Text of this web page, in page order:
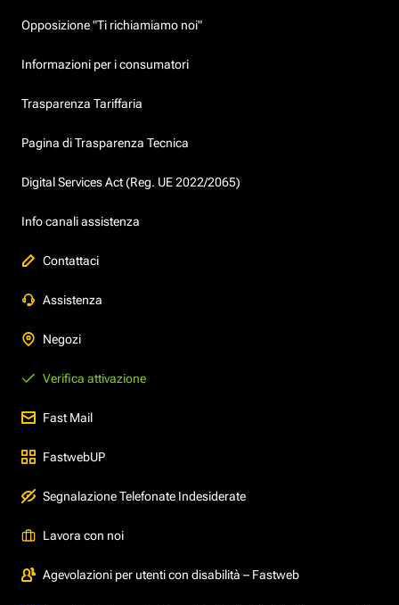
Opposizione "Ti richiamiamo noi"
Informazioni per i consumatori
Trasparenza Tariffaria
Pagina di Trasparenza Tecnica
Digital Services Act (Reg. UE 2022/2065)
Info canali assistenza
Contattaci
Assistenza
Negozi
Verifica attivazione
Fast Mail
FastwebUP
Segnalazione Telefonate Indesiderate
Lavora con noi
Agevolazioni per utenti con disabilità – Fastweb